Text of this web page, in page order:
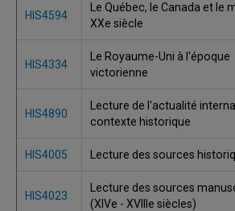
HIS4594
Le Québec, le Canada et le
XXe siècle
HIS4334
Le Royaume-Uni à l'époque
victorienne
HIS4890
Lecture de l'actualité
contexte historique
HIS4005 Lecture des sources
HIS4023
Lecture des sources
(XIVe - XVIIIe siècles)